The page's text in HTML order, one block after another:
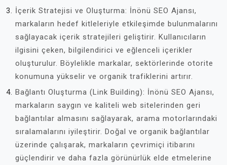
İçerik Stratejisi ve Oluşturma: İnönü SEO Ajansı,
markaların hedef kitleleriyle etkileşimde bulunmalarını
sağlayacak içerik stratejileri geliştirir. Kullanıcıların
ilgisini çeken, bilgilendirici ve eğlenceli içerikler
oluşturulur. Böylelikle markalar, sektörlerinde otorite
konumuna yükselir ve organik trafiklerini artırır.
Bağlantı Oluşturma (Link Building): İnönü SEO Ajansı,
markaların saygın ve kaliteli web sitelerinden geri
bağlantılar almasını sağlayarak, arama motorlarındaki
sıralamalarını iyileştirir. Doğal ve organik bağlantılar
üzerinde çalışarak, markaların çevrimiçi itibarını
güçlendirir ve daha fazla görünürlük elde etmelerine